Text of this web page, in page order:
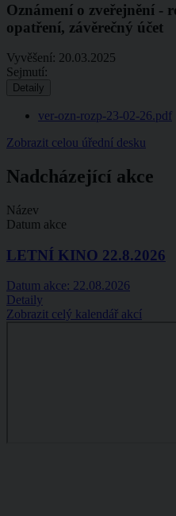
Oznámení o zveřejnění -
opatření, závěrečný účet
Vyvěšení: 20.03.2025
Sejmutí:
Detaily
ver-ozn-rozp-23-02-26.pdf
Zobrazit celou úřední desku
Nadcházející akce
Název
Datum akce
LETNÍ KINO 22.8.2026
Datum akce: 22.08.2026
Detaily
Zobrazit celý kalendář akcí